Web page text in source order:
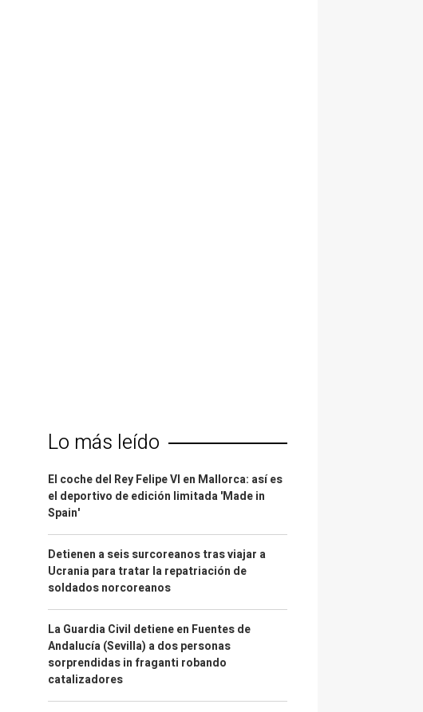
Lo más leído
El coche del Rey Felipe VI en Mallorca: así es
el deportivo de edición limitada 'Made in
Spain'
Detienen a seis surcoreanos tras viajar a
Ucrania para tratar la repatriación de
soldados norcoreanos
La Guardia Civil detiene en Fuentes de
Andalucía (Sevilla) a dos personas
sorprendidas in fraganti robando
catalizadores